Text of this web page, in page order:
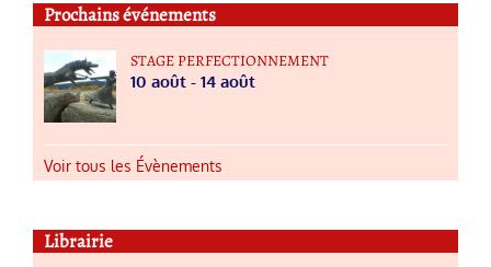
Prochains événements
STAGE PERFECTIONNEMENT
10 août - 14 août
Voir tous les Évènements
Librairie